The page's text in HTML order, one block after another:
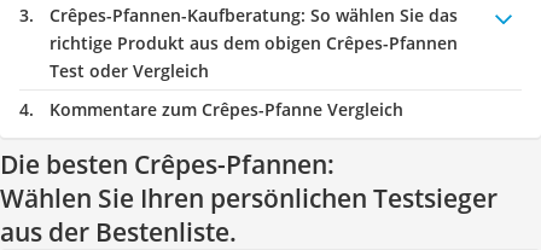
Crêpes-Pfannen-Kaufberatung: So wählen Sie das
richtige Produkt aus dem obigen Crêpes-Pfannen
Test oder Vergleich
Kommentare zum Crêpes-Pfanne Vergleich
Die besten Crêpes-Pfannen:
Wählen Sie Ihren persönlichen Testsieger
aus der Bestenliste.